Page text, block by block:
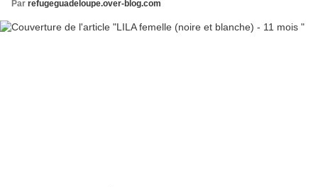
Par refugeguadeloupe.over-blog.com